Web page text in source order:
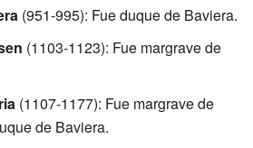
(951-995): Fue duque de Baviera.
(1103-1123): Fue margrave de
(1107-1177): Fue margrave de
de Baviera.